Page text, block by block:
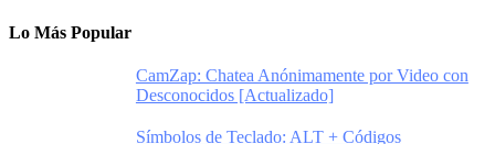
Lo Más Popular
CamZap: Chatea Anónimamente por Video con
Desconocidos [Actualizado]
Símbolos de Teclado: ALT + Códigos